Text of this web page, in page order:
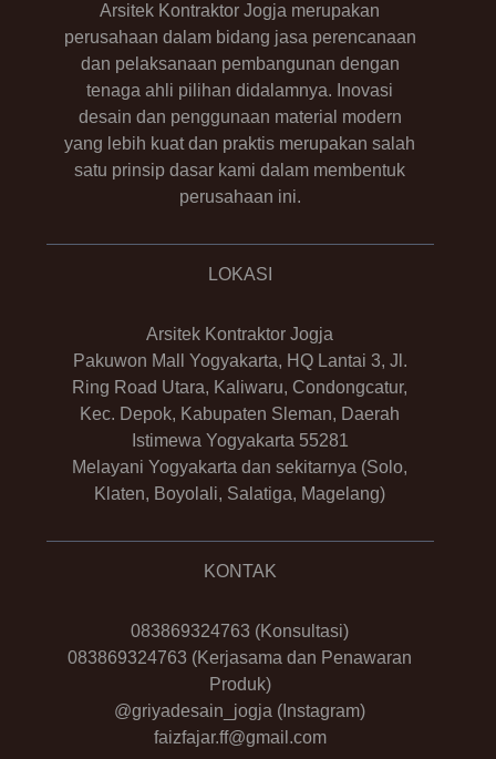
Arsitek Kontraktor Jogja merupakan
perusahaan dalam bidang jasa perencanaan
dan pelaksanaan pembangunan dengan
tenaga ahli pilihan didalamnya. Inovasi
desain dan penggunaan material modern
yang lebih kuat dan praktis merupakan salah
satu prinsip dasar kami dalam membentuk
perusahaan ini.
LOKASI
Arsitek Kontraktor Jogja
Pakuwon Mall Yogyakarta, HQ Lantai 3, Jl.
Ring Road Utara, Kaliwaru, Condongcatur,
Kec. Depok, Kabupaten Sleman, Daerah
Istimewa Yogyakarta 55281
Melayani Yogyakarta dan sekitarnya (Solo,
Klaten, Boyolali, Salatiga, Magelang)
KONTAK
083869324763 (Konsultasi)
083869324763 (Kerjasama dan Penawaran
Produk)
@griyadesain_jogja (Instagram)
faizfajar.ff@gmail.com